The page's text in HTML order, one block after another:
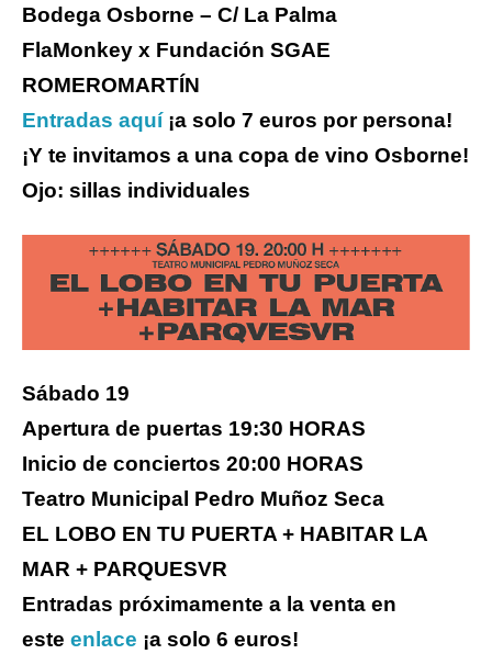
Bodega Osborne – C/ La Palma
FlaMonkey x Fundación SGAE
ROMEROMARTÍN
Entradas aquí¡a solo 7 euros por persona!
¡Y te invitamos a una copa de vino Osborne!
Ojo: sillas individuales
Sábado 19
Apertura de puertas 19:30 HORAS
Inicio de conciertos 20:00 HORAS
Teatro Municipal Pedro Muñoz Seca
EL LOBO EN TU PUERTA + HABITAR LA
MAR + PARQUESVR
Entradas próximamente a la venta en
este enlace ¡a solo 6 euros!